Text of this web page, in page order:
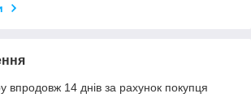
впродовж 14 днів за рахунок покупця